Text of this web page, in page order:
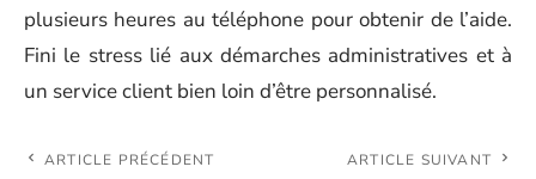
plusieurs heures au téléphone pour obtenir de l’aide.
Fini le stress lié aux démarches administratives et à
un service client bien loin d’être personnalisé.
ARTICLE PRÉCÉDENT ARTICLE SUIVANT